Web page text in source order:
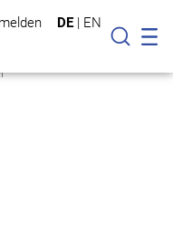
DE | EN
Suche